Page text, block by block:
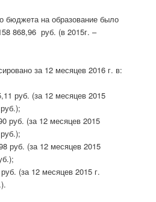
бюджета на образование было
868,96 руб. (в 2015г. –
за 12 месяцев 2016 г. в:
руб. (за 12 месяцев 2015
руб. (за 12 месяцев 2015
руб. (за 12 месяцев 2015
(за 12 месяцев 2015 г.